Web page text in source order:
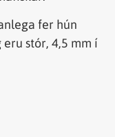
fer hún
eru stór, 4,5 mm í